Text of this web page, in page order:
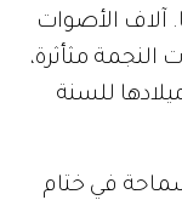
آلاف الأصوات
مثأثرة،
للسنة
في ختام